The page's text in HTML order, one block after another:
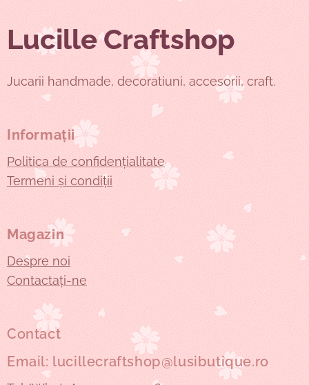
Lucille Craftshop
Jucarii handmade, decoratiuni, accesorii, craft.
Informații
Politica de confidențialitate
Termeni și condiții
Magazin
Despre noi
Contactați-ne
Contact
Email: lucillecraftshop@lusibutique.ro